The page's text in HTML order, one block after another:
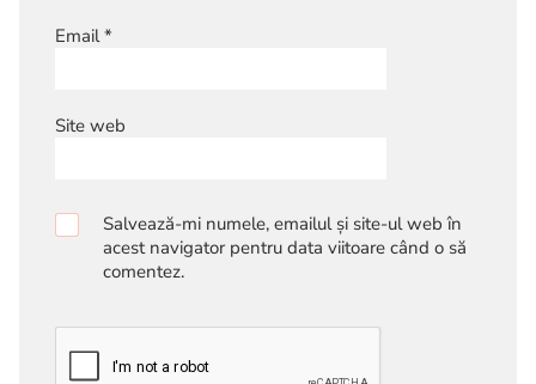
Email*
Site web
Salvează-mi numele, emailul și site-ul web în
acest navigator pentru data viitoare când o să
comentez.